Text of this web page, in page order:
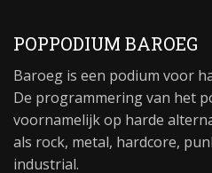
POPPODIUM BAROEG
Baroeg is een podium voor
De programmering van het
voornamelijk op harde
als rock, metal, hardcore,
industrial.